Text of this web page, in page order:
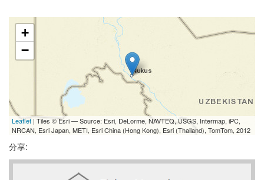
+
−
Leaflet | Tiles © Esri — Source: Esri, DeLorme, NAVTEQ, USGS, Intermap, iPC,
NRCAN, Esri Japan, METI, Esri China (Hong Kong), Esri (Thailand), TomTom, 2012
分享: